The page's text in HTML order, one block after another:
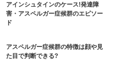
アインシュタインのケース!発達障
害・アスペルガー症候群のエピソー
ド
アスペルガー症候群の特徴は顔や見
た目で判断できる?